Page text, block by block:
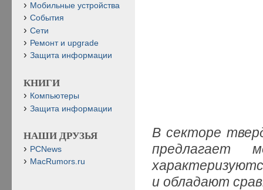
В секторе
предлагает
и обладают
Мобильные устройства
События
Сети
Ремонт и upgrade
Защита информации
КНИГИ
Компьютеры
Защита информации
НАШИ ДРУЗЬЯ
PCNews
MacRumors.ru